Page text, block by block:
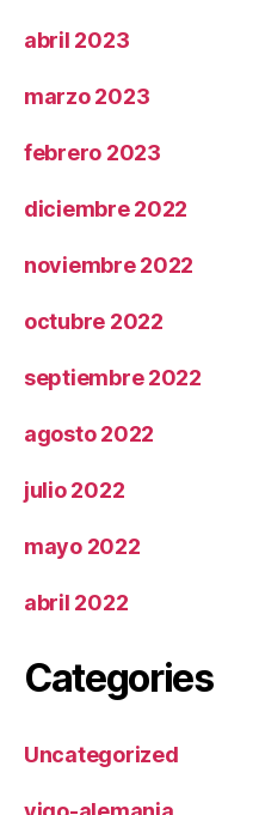
abril 2023
marzo 2023
febrero 2023
diciembre 2022
noviembre 2022
octubre 2022
septiembre 2022
agosto 2022
julio 2022
mayo 2022
abril 2022
Categories
Uncategorized